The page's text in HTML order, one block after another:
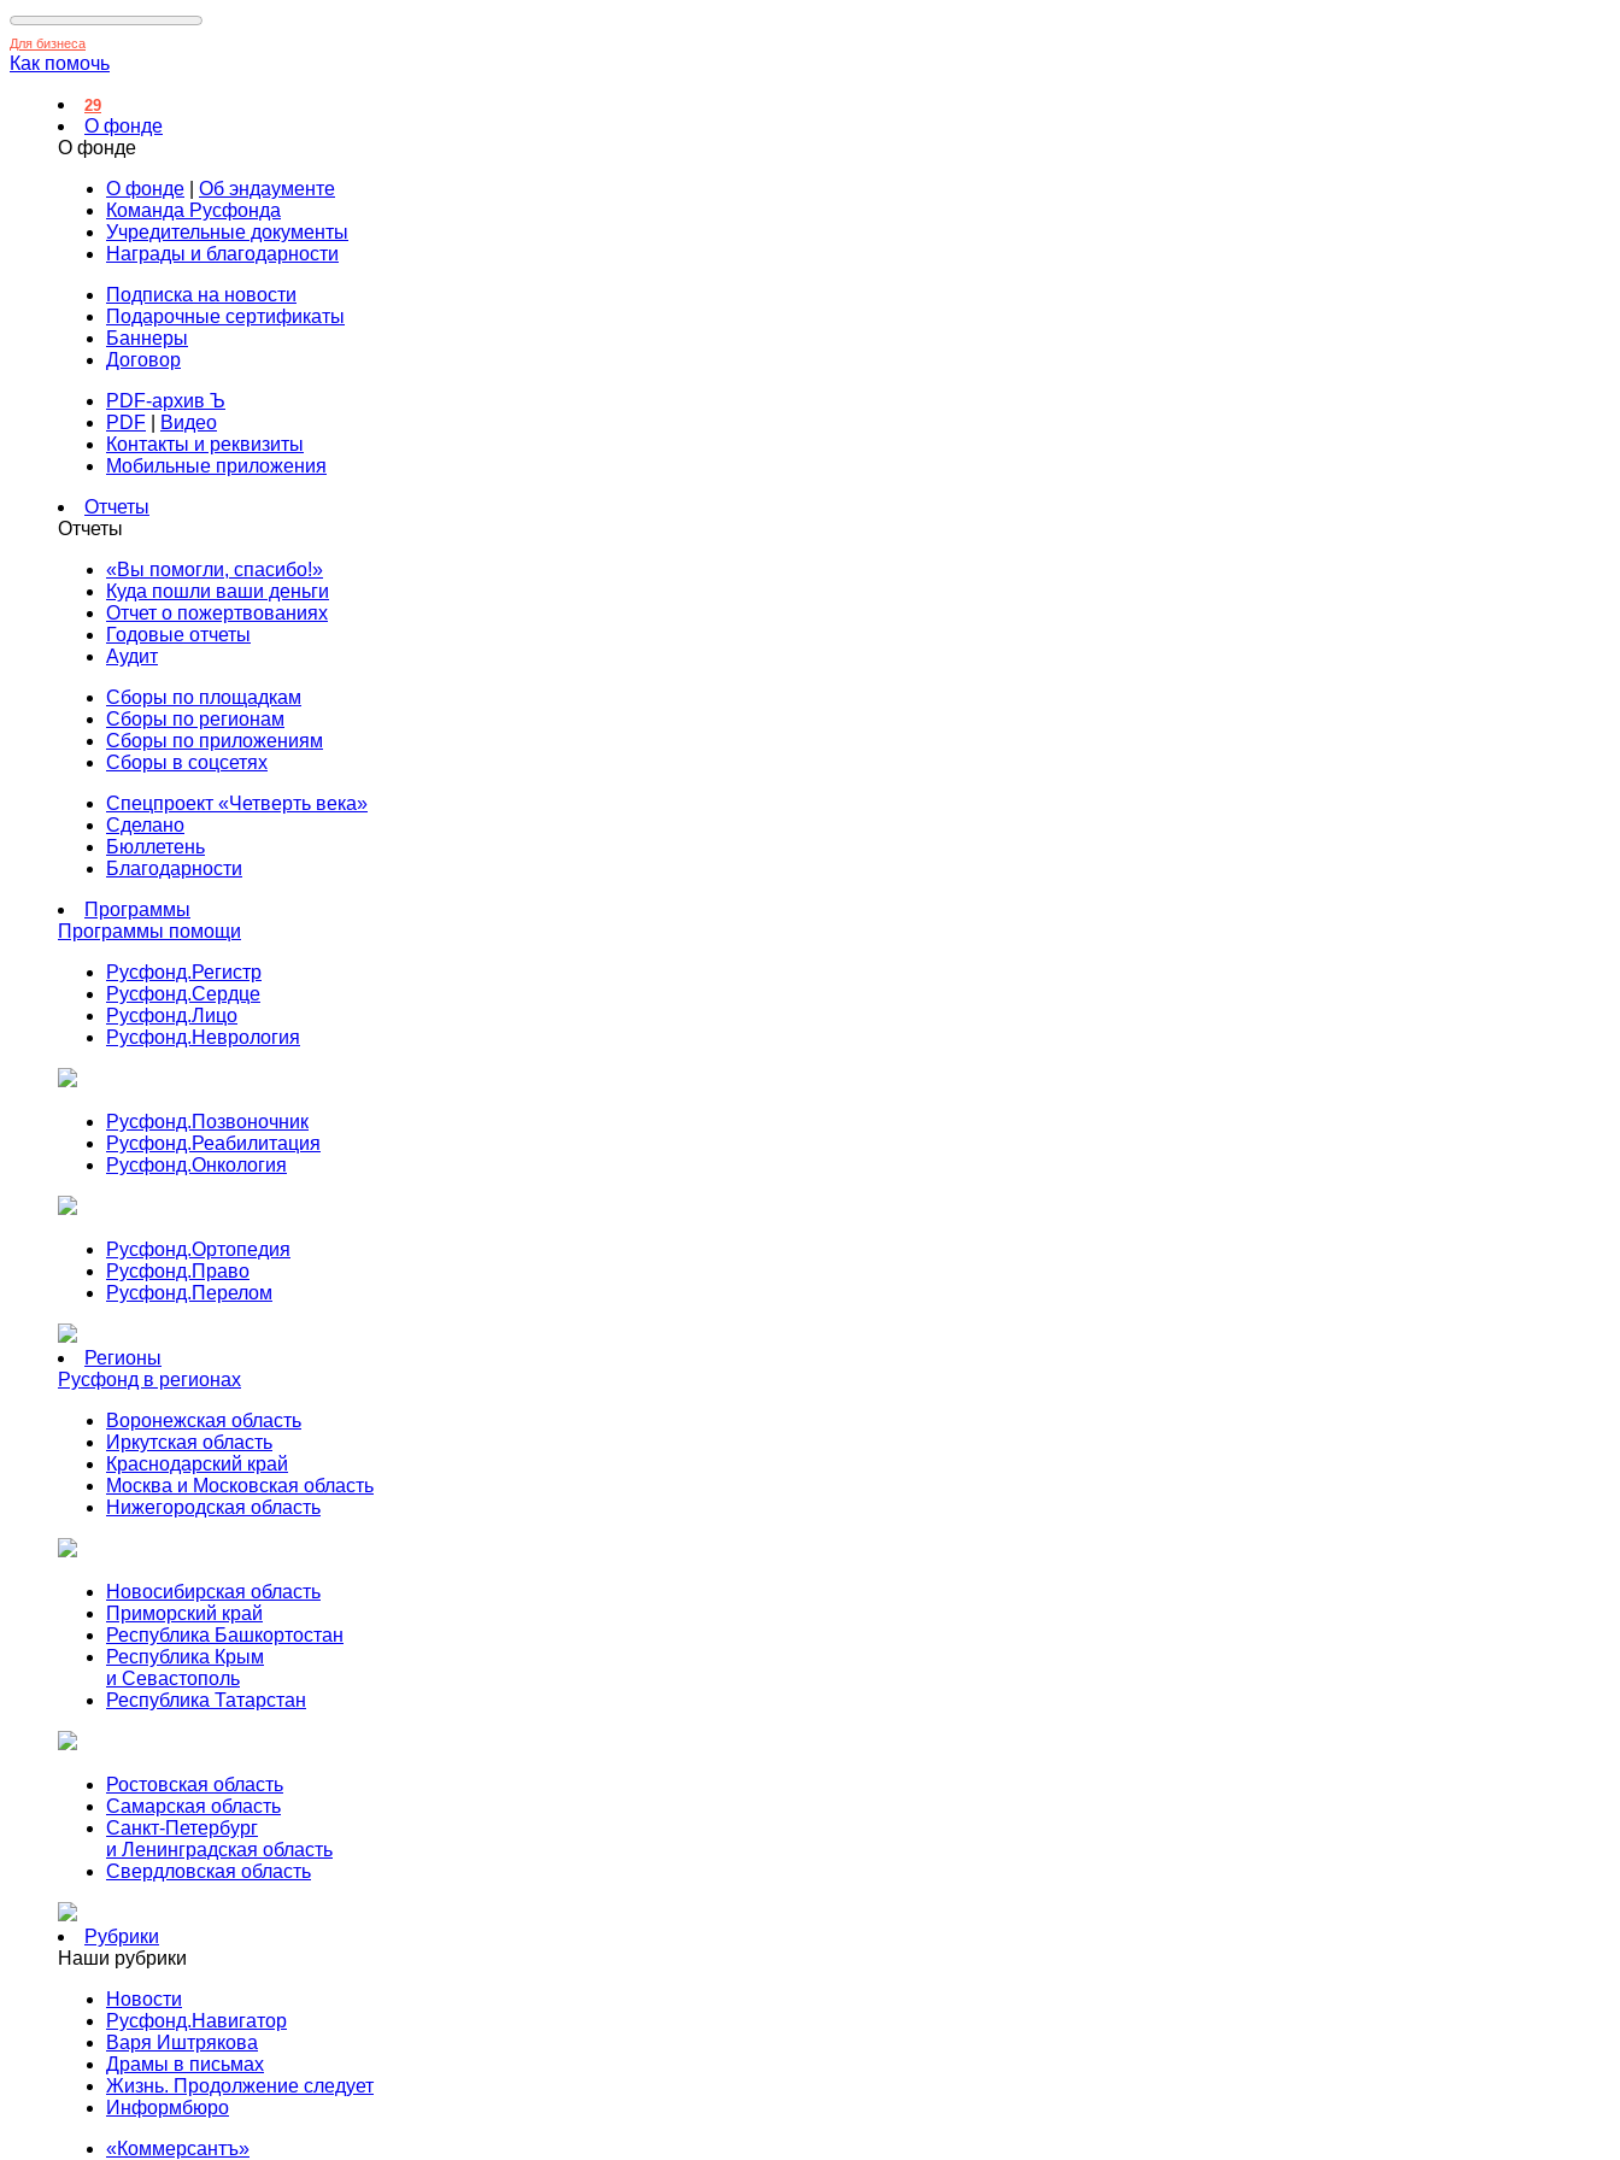
Для бизнеса
Как помочь
29
О фонде
О фонде
О фонде
Об эндаументе
Команда Русфонда
Учредительные документы
Награды и благодарности
Подписка на новости
Подарочные сертификаты
Баннеры
Договор
PDF-архив Ъ
PDF
Видео
Контакты и реквизиты
Мобильные приложения
Отчеты
Отчеты
«Вы помогли, спасибо!»
Куда пошли ваши деньги
Отчет о пожертвованиях
Годовые отчеты
Аудит
Сборы по площадкам
Сборы по регионам
Сборы по приложениям
Сборы в соцсетях
Спецпроект «Четверть века»
Сделано
Бюллетень
Благодарности
Программы
Программы помощи
Русфонд.Регистр
Русфонд.Сердце
Русфонд.Лицо
Русфонд.Неврология
Русфонд.Позвоночник
Русфонд.Реабилитация
Русфонд.Онкология
Русфонд.Ортопедия
Русфонд.Право
Русфонд.Перелом
Регионы
Русфонд в регионах
Воронежская область
Иркутская область
Краснодарский край
Москва и Московская область
Нижегородская область
Новосибирская область
Приморский край
Республика Башкортостан
Республика Крым
и Севастополь
Республика Татарстан
Ростовская область
Самарская область
Санкт-Петербург
и Ленинградская область
Свердловская область
Рубрики
Наши рубрики
Новости
Русфонд.Навигатор
Варя Иштрякова
Драмы в письмах
Жизнь. Продолжение следует
Информбюро
«Коммерсантъ»